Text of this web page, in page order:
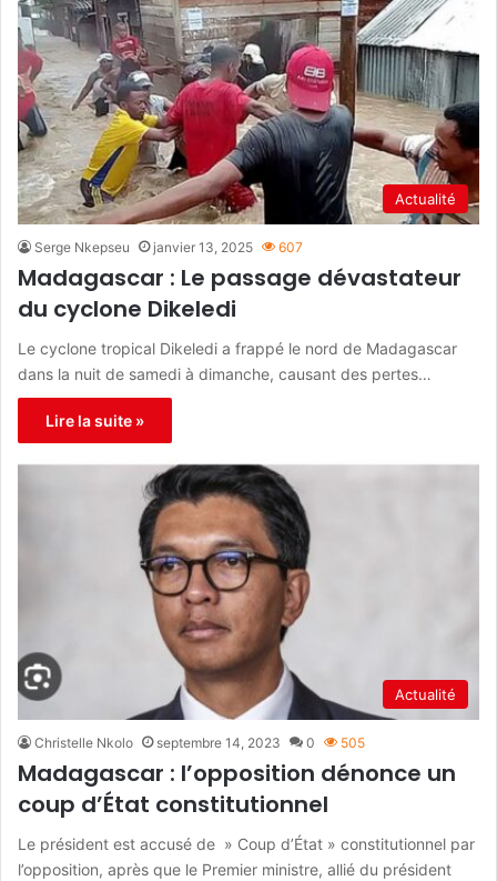
Actualité
Serge Nkepseu janvier 13, 2025 607
Madagascar : Le passage dévastateur
du cyclone Dikeledi
Le cyclone tropical Dikeledi a frappé le nord de Madagascar
dans la nuit de samedi à dimanche, causant des pertes…
Lire la suite »
Actualité
Christelle Nkolo septembre 14, 2023 0 505
Madagascar : l’opposition dénonce un
coup d’État constitutionnel
Le président est accusé de » Coup d’État » constitutionnel par
l’opposition, après que le Premier ministre, allié du président